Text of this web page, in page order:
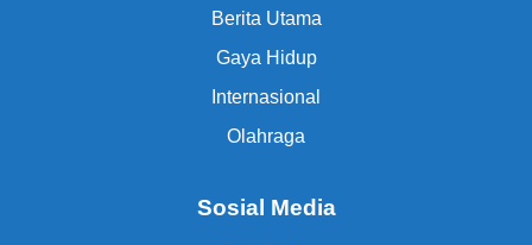
Berita Utama
Gaya Hidup
Internasional
Olahraga
Sosial Media